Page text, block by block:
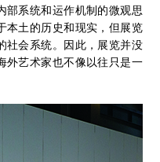
部系统和运作机制的微观思
本土的历史和现实，但展览
社会系统。因此，展览并没
外艺术家也不像以往只是一